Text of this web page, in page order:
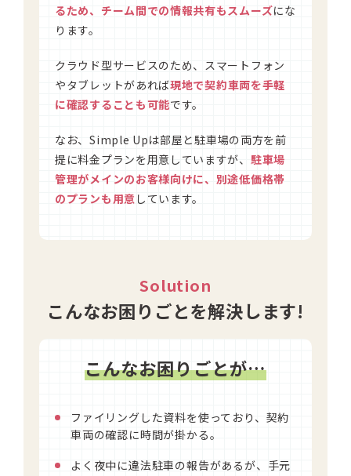
るため、チーム間での情報共有もスムーズにな
ります。
クラウド型サービスのため、スマートフォン
やタブレットがあれば現地で契約車両を手軽
に確認することも可能です。
なお、Simple Upは部屋と駐車場の両方を前
提に料金プランを用意していますが、 駐車場
管理がメインのお客様向けに、別途低価格帯
のプランも用意 しています。
Solution
こんなお困りごとを解決します!
こんなお困りごとが…
ファイリングした資料を使っており、契約
車両の確認に時間が掛かる。
よく夜中に違法駐車の報告があるが、手元